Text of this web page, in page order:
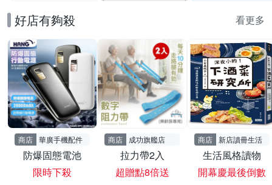
好店有夠殺 看更多
商店 華廣手機配件
防爆固態電池
限時下殺
商店 成功旗艦店
拉力帶2入
超贈點8倍送
商店 新店讀冊生活
生活風格讀物
開幕慶最後倒數